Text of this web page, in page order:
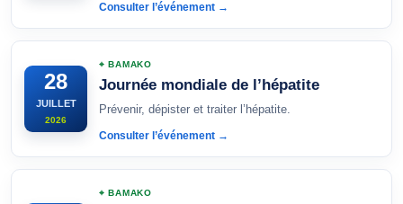
Consulter l’événement →
28
JUILLET
2026
⌖ BAMAKO
Journée mondiale de l’hépatite
Prévenir, dépister et traiter l’hépatite.
Consulter l’événement →
⌖ BAMAKO